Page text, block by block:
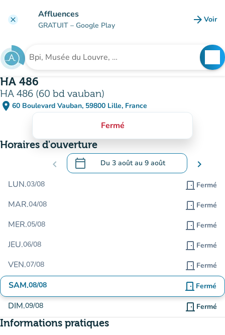
clear Affluences
GRATUIT – Google Play arrow_forward Voir
Rechercher un établissement
HA 486
HA 486 (60 bd vauban)
place 60 Boulevard Vauban, 59800 Lille, France
(ouvrir dans Google Maps)
(nouvel onglet)
Fermé
Horaires d'ouverture
chevron_left calendar_today Du 3 aoûtau 9 août
.Ouvrir le calendrier pour changer de
chevron_right
LUN.03/08 door_front Fermé
MAR.04/08 door_front Fermé
MER.05/08 door_front Fermé
JEU.06/08 door_front Fermé
VEN.07/08 door_front Fermé
SAM.08/08 door_front Fermé
DIM.09/08 door_front Fermé
Informations pratiques